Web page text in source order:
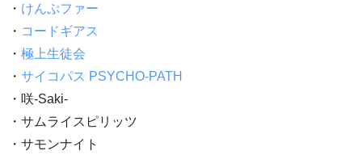
・ けんぷファー
・ コードギアス
・ 極上生徒会
・ サイコパス PSYCHO-PATH
・咲-Saki-
・サムライスピリッツ
・サモンナイト